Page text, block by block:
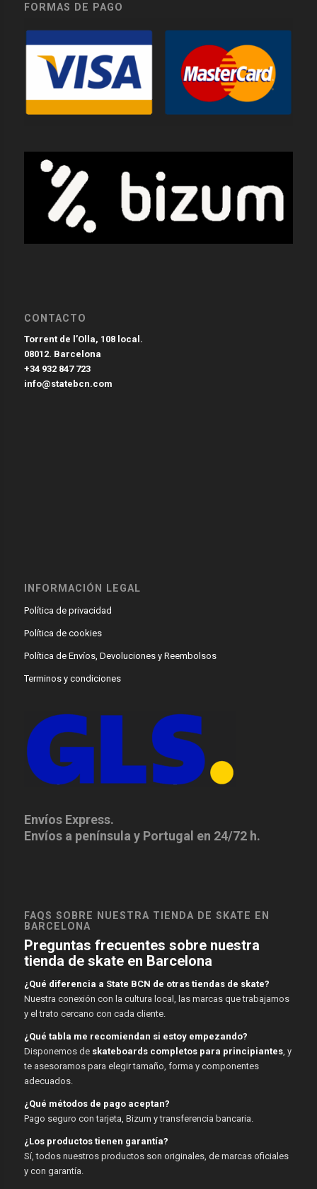
FORMAS DE PAGO
CONTACTO
Torrent de l’Olla, 108 local.
08012. Barcelona
+34 932 847 723
info@statebcn.com
INFORMACIÓN LEGAL
Política de privacidad
Política de cookies
Política de Envíos, Devoluciones y Reembolsos
Terminos y condiciones
Envíos Express.
Envíos a península y Portugal en 24/72 h.
FAQS SOBRE NUESTRA TIENDA DE SKATE EN
BARCELONA
Preguntas frecuentes sobre nuestra
tienda de skate en Barcelona
¿Qué diferencia a State BCN de otras tiendas de skate?
Nuestra conexión con la cultura local, las marcas que trabajamos
y el trato cercano con cada cliente.
¿Qué tabla me recomiendan si estoy empezando?
Disponemos de skateboards completos para principiantes, y
te asesoramos para elegir tamaño, forma y componentes
adecuados.
¿Qué métodos de pago aceptan?
Pago seguro con tarjeta, Bizum y transferencia bancaria.
¿Los productos tienen garantía?
Sí, todos nuestros productos son originales, de marcas oficiales
y con garantía.